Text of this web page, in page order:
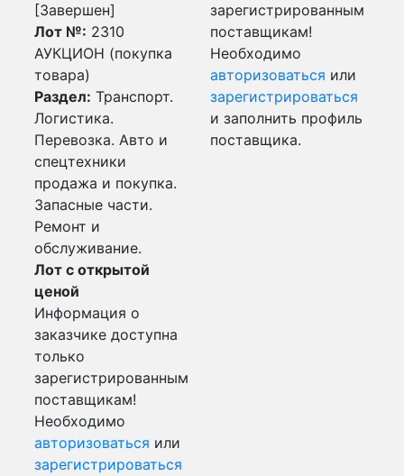
[Завершен]
Лот №: 2310
АУКЦИОН (покупка
товара)
Раздел: Транспорт.
Логистика.
Перевозка. Авто и
спецтехники
продажа и покупка.
Запасные части.
Ремонт и
обслуживание.
Лот с открытой
ценой
Информация о
заказчике доступна
только
зарегистрированным
поставщикам!
Необходимо
авторизоваться или
зарегистрироваться
зарегистрированным
поставщикам!
Необходимо
авторизоваться или
зарегистрироваться
и заполнить профиль
поставщика.